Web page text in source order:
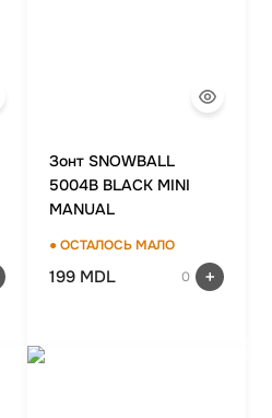
Зонт SNOWBALL
5004B BLACK MINI
MANUAL
● ОСТАЛОСЬ МАЛО
199 MDL 0